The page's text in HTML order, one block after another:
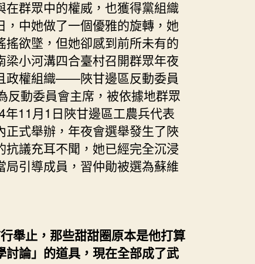
群眾中的權威，也獲得黨組織
中她做了一個優雅的旋轉，她
欲墜，但她卻感到前所未有的
小河溝四合臺村召開群眾年夜
政權組織——陜甘邊區反動委員
反動委員會主席，被依據地群眾
年11月1日陜甘邊區工農兵代表
式舉辦，年夜會選舉發生了陜
議充耳不聞，她已經完全沉浸
引導成員，習仲勛被選為蘇維
舉止，那些甜甜圈原本是他打算
討論」的道具，現在全部成了武